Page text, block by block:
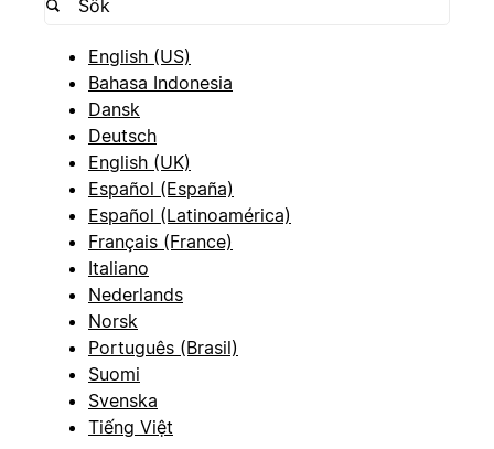
English (US)
Bahasa Indonesia
Dansk
Deutsch
English (UK)
Español (España)
Español (Latinoamérica)
Français (France)
Italiano
Nederlands
Norsk
Português (Brasil)
Suomi
Svenska
Tiếng Việt